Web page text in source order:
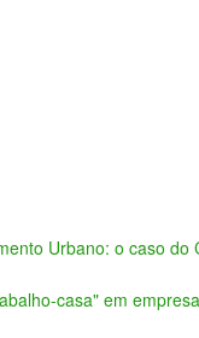
Urbano: o caso do
casa" em